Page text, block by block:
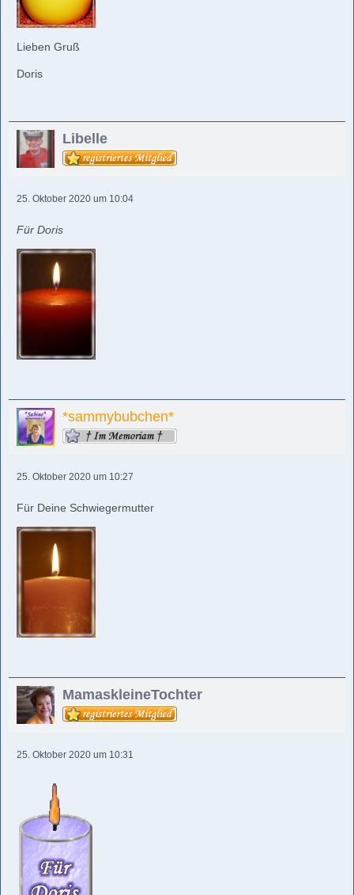
Lieben Gruß
Doris
Libelle
25. Oktober 2020 um 10:04
Für Doris
*sammybubchen*
25. Oktober 2020 um 10:27
Für Deine Schwiegermutter
MamaskleineTochter
25. Oktober 2020 um 10:31